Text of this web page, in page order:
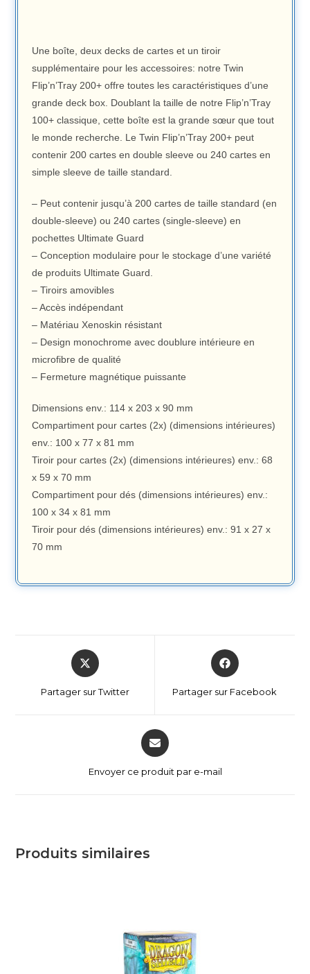
Une boîte, deux decks de cartes et un tiroir
supplémentaire pour les accessoires: notre Twin
Flip’n’Tray 200+ offre toutes les caractéristiques d’une
grande deck box. Doublant la taille de notre Flip’n’Tray
100+ classique, cette boîte est la grande sœur que tout
le monde recherche. Le Twin Flip’n’Tray 200+ peut
contenir 200 cartes en double sleeve ou 240 cartes en
simple sleeve de taille standard.
– Peut contenir jusqu’à 200 cartes de taille standard (en
double-sleeve) ou 240 cartes (single-sleeve) en
pochettes Ultimate Guard
– Conception modulaire pour le stockage d’une variété
de produits Ultimate Guard.
– Tiroirs amovibles
– Accès indépendant
– Matériau Xenoskin résistant
– Design monochrome avec doublure intérieure en
microfibre de qualité
– Fermeture magnétique puissante
Dimensions env.: 114 x 203 x 90 mm
Compartiment pour cartes (2x) (dimensions intérieures)
env.: 100 x 77 x 81 mm
Tiroir pour cartes (2x) (dimensions intérieures) env.: 68
x 59 x 70 mm
Compartiment pour dés (dimensions intérieures) env.:
100 x 34 x 81 mm
Tiroir pour dés (dimensions intérieures) env.: 91 x 27 x
70 mm
Partager sur Twitter Partager sur Facebook
Envoyer ce produit par e-mail
Produits similaires